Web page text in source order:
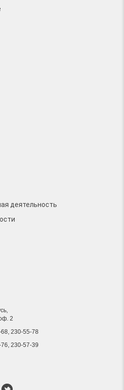
деятельность
2
230-55-78
230-57-39